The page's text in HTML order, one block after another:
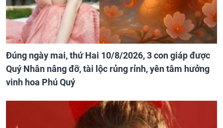
Đúng ngày mai, thứ Hai 10/8/2026, 3 con giáp được
Quý Nhân nâng đỡ, tài lộc rủng rỉnh, yên tâm hưởng
vinh hoa Phú Quý